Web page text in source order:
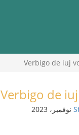
Verbigo de iuj
Verbigo de